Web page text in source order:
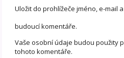
Uložit do prohlížeče jméno, e-mail
budoucí komentáře.
Vaše osobní údaje budou použity
tohoto komentáře.